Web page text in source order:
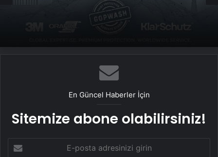
Yeni Dünya Düzensizliği Çağında Türk Dış
Politikası ve Hakan Fidan Faktörü
En Güncel Haberler İçin
Sitemize abone olabilirsiniz!
posta